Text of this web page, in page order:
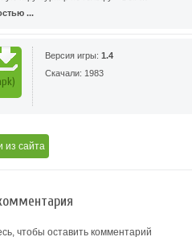
...
Версия игры: 1.4
Скачали: 1983
из сайта
чтобы оставить комментарий